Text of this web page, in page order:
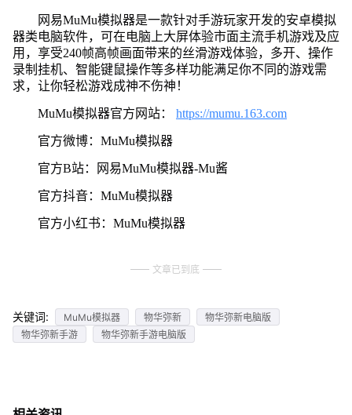
网易MuMu模拟器是一款针对手游玩家开发的安卓模拟
器类电脑软件，可在电脑上大屏体验市面主流手机游戏及应
用，享受240帧高帧画面带来的丝滑游戏体验，多开、操作
录制挂机、智能键鼠操作等多样功能满足你不同的游戏需
求，让你轻松游戏成神不伤神！
MuMu模拟器官方网站： https://mumu.163.com
官方微博：MuMu模拟器
官方B站：网易MuMu模拟器-Mu酱
官方抖音：MuMu模拟器
官方小红书：MuMu模拟器
文章已到底
关键词: MuMu模拟器 物华弥新
物华弥新电脑版
物华弥新手游
物华弥新手游电脑版